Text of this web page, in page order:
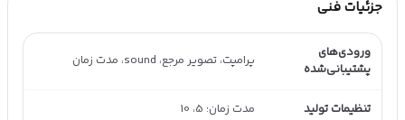
جزئیات فنی
ورودی‌های
پشتیبانی‌شده
پرامپت، تصویر مرجع، sound، مدت زمان
تنظیمات تولید مدت زمان: 5، 10